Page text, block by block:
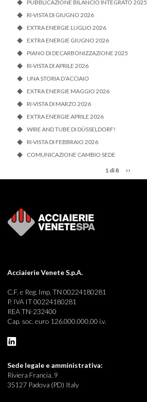
PUBBLICAZIONE BILANCIO INTEGRATO 2025
RI-VISTA DI GIUGNO 2026
EXTRA ENERGIE LUGLIO 2026
EXTRA ENERGIE GIUGNO 2026
PIANO DI DECARBONIZZAZIONE 2025
RI-VISTA DI APRILE 2026
UNA STORIA D’ACCIAIO
EXTRA ENERGIE MAGGIO 2026
RI-VISTA DI MARZO 2026
EXTRA ENERGIE APRILE 2026
WIRE AND TUBE DI DÜSSELDORF!
RI-VISTA DI FEBBRAIO 2026
COMUNICAZIONE CAMBIO SEDE
1 di 8 ››
Acciaierie Venete S.p.A.
C.F. e Reg. Imp. TN 00224180281
P. IVA IT 00224180281
REA TN-232400
Cap. soc. euro 126.000.000,00 i.v.
Sede legale e amministrativa:
Riviera Francia, 9
35127 Padova (PD) Italy